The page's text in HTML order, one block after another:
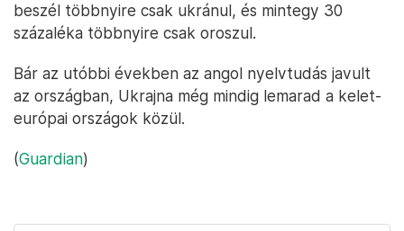
beszél többnyire csak ukránul, és mintegy 30
százaléka többnyire csak oroszul.
Bár az utóbbi években az angol nyelvtudás javult
az országban, Ukrajna még mindig lemarad a kelet-
európai országok közül.
(Guardian)